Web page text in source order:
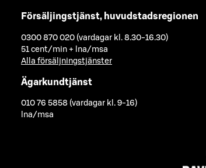
Försäljingstjänst, huvudstadsregionen
0300 870 020 (vardagar kl. 8.30-16.30)
51 cent/min + lna/msa
Alla försäljningstjänster
Ägarkundtjänst
010 76 5858 (vardagar kl. 9-16)
lna/msa